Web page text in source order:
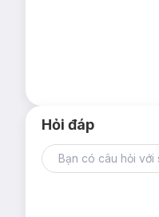
mặt với những đường
lưỡi dao sẽ tạo cảm
Hỏi đáp